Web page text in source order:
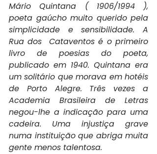
Mário Quintana ( 1906/1994 ),
poeta gaúcho muito querido pela
simplicidade e sensibilidade. A
Rua dos  Cataventos é o primeiro
livro de poesias do poeta,
publicado em 1940. Quintana era
um solitário que morava em hotéis
de Porto Alegre. Três vezes a
Academia Brasileira de Letras
negou-lhe a indicação para uma
cadeira. Uma injustiça grave
numa instituição que abriga muita
gente menos talentosa.